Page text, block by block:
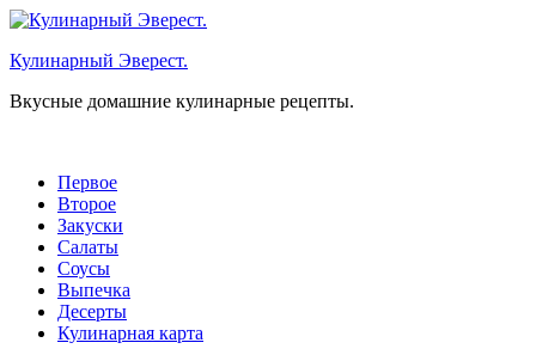
Перейти
содержимому
Кулинарный Эверест.
Вкусные домашние кулинарные рецепты.
Первое
Второе
Закуски
Салаты
Соусы
Выпечка
Десерты
Кулинарная карта